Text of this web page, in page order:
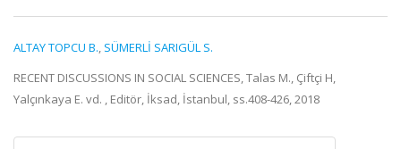
ALTAY TOPCU B., SÜMERLİ SARIGÜL S.
RECENT DISCUSSIONS IN SOCIAL SCIENCES, Talas M., Çiftçi H,
Yalçınkaya E. vd. , Editör, İksad, İstanbul, ss.408-426, 2018